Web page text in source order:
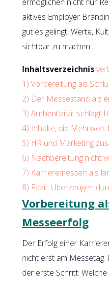
aktives Employer
gut es gelingt, Werte,
sichtbar zu machen.
Inhaltsverzeichnis
1) Vorbereitung als
2) Der Messestand als
3) Authentizität schlägt
4) Inhalte, die Mehrwert
5) HR und Marketing
6) Nachbereitung nicht
7) Karrieremessen als
8) Fazit: Überzeugen
Vorbereitung
Messeerfolg
Der Erfolg einer
nicht erst am Messetag.
der erste Schritt: